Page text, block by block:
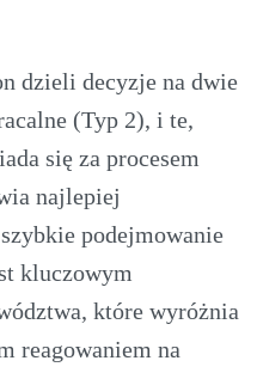
dzieli decyzje na dwie
(Typ 2), i te,
się za procesem
najlepiej
podejmowanie
kluczowym
które wyróżnia
reagowaniem na